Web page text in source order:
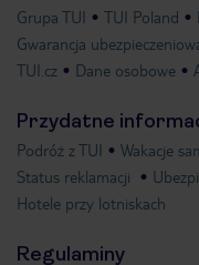
Grupa TUI TUI Poland
Gwarancja
TUI.cz
Dane osobowe
Przydatne
Podróż z TUI Wakacje
Status reklamacji
Hotele przy lotniskach
Regulaminy